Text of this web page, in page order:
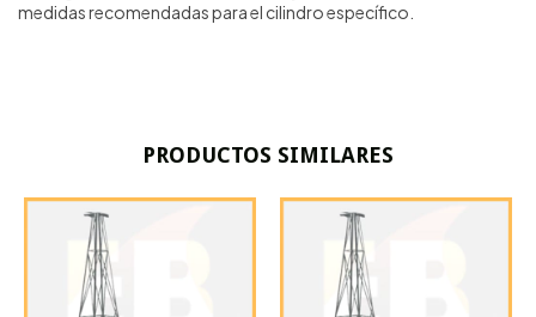
medidas recomendadas para el cilindro específico.
PRODUCTOS SIMILARES